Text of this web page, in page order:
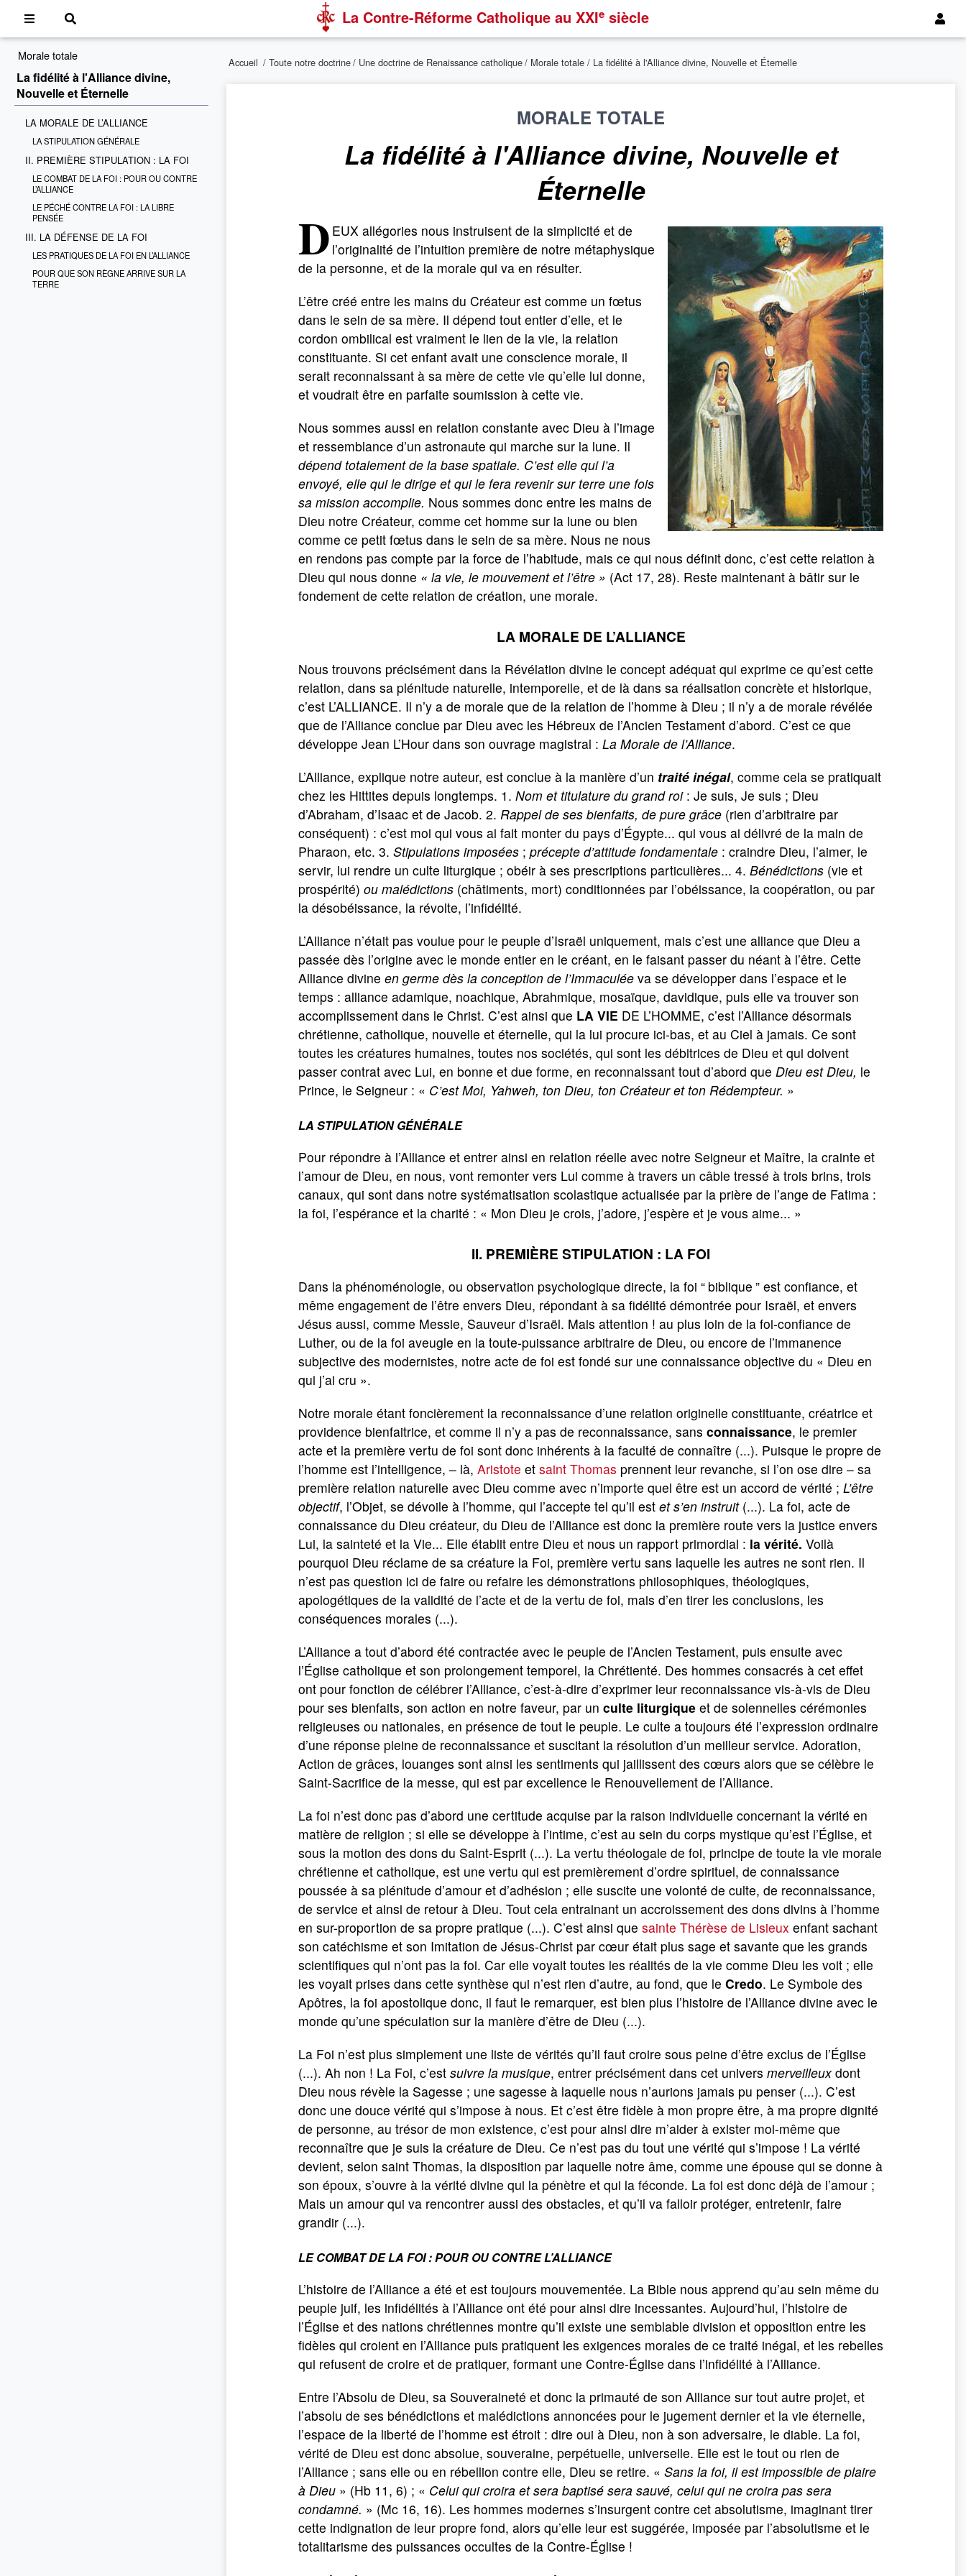
La Contre-Réforme Catholique au XXIe siècle
Morale totale
La fidélité à l'Alliance divine,
Nouvelle et Éternelle
LA MORALE DE L’ALLIANCE
LA STIPULATION GÉNÉRALE
II. PREMIÈRE STIPULATION : LA FOI
LE COMBAT DE LA FOI : POUR OU CONTRE
L’ALLIANCE
LE PÉCHÉ CONTRE LA FOI : LA LIBRE
PENSÉE
III. LA DÉFENSE DE LA FOI
LES PRATIQUES DE LA FOI EN L’ALLIANCE
POUR QUE SON RÈGNE ARRIVE SUR LA
TERRE
Accueil / Toute notre doctrine/ Une doctrine de Renaissance catholique/ Morale totale / La fidélité à l'Alliance divine, Nouvelle et Éternelle
MORALE TOTALE
La fidélité à l'Alliance divine, Nouvelle et
Éternelle
D EUX allégories nous instruisent de la simplicité et de
l’originalité de l’intuition première de notre métaphysique
de la personne, et de la morale qui va en résulter.
L’être créé entre les mains du Créateur est comme un fœtus
dans le sein de sa mère. Il dépend tout entier d’elle, et le
cordon ombilical est vraiment le lien de la vie, la relation
constituante. Si cet enfant avait une conscience morale, il
serait reconnaissant à sa mère de cette vie qu’elle lui donne,
et voudrait être en parfaite soumission à cette vie.
Nous sommes aussi en relation constante avec Dieu à l’image
et ressemblance d’un astronaute qui marche sur la lune. Il
dépend totalement de la base spatiale. C’est elle qui l’a
envoyé, elle qui le dirige et qui le fera revenir sur terre une fois
sa mission accomplie. Nous sommes donc entre les mains de
Dieu notre Créateur, comme cet homme sur la lune ou bien
comme ce petit fœtus dans le sein de sa mère. Nous ne nous
en rendons pas compte par la force de l’habitude, mais ce qui nous définit donc, c’est cette relation à
Dieu qui nous donne « la vie, le mouvement et l’être » (Act 17, 28). Reste maintenant à bâtir sur le
fondement de cette relation de création, une morale.
LA MORALE DE L’ALLIANCE
Nous trouvons précisément dans la Révélation divine le concept adéquat qui exprime ce qu’est cette
relation, dans sa plénitude naturelle, intemporelle, et de là dans sa réalisation concrète et historique,
c’est L’ALLIANCE. Il n’y a de morale que de la relation de l’homme à Dieu ; il n’y a de morale révélée
que de l’Alliance conclue par Dieu avec les Hébreux de l’Ancien Testament d’abord. C’est ce que
développe Jean L’Hour dans son ouvrage magistral : La Morale de l’Alliance.
L’Alliance, explique notre auteur, est conclue à la manière d’un traité inégal, comme cela se pratiquait
chez les Hittites depuis longtemps. 1. Nom et titulature du grand roi: Je suis, Je suis ; Dieu
d’Abraham, d’Isaac et de Jacob. 2. Rappel de ses bienfaits, de pure grâce (rien d’arbitraire par
conséquent) : c’est moi qui vous ai fait monter du pays d’Égypte... qui vous ai délivré de la main de
Pharaon, etc. 3. Stipulations imposées ; précepte d’attitude fondamentale : craindre Dieu, l’aimer, le
servir, lui rendre un culte liturgique ; obéir à ses prescriptions particulières... 4. Bénédictions (vie et
prospérité) ou malédictions (châtiments, mort) conditionnées par l’obéissance, la coopération, ou par
la désobéissance, la révolte, l’infidélité.
L’Alliance n’était pas voulue pour le peuple d’Israël uniquement, mais c’est une alliance que Dieu a
passée dès l’origine avec le monde entier en le créant, en le faisant passer du néant à l’être. Cette
Alliance divine en germe dès la conception de l’Immaculée va se développer dans l’espace et le
temps : alliance adamique, noachique, Abrahmique, mosaïque, davidique, puis elle va trouver son
accomplissement dans le Christ. C’est ainsi que LA VIE DE L’HOMME, c’est l’Alliance désormais
chrétienne, catholique, nouvelle et éternelle, qui la lui procure ici-bas, et au Ciel à jamais. Ce sont
toutes les créatures humaines, toutes nos sociétés, qui sont les débitrices de Dieu et qui doivent
passer contrat avec Lui, en bonne et due forme, en reconnaissant tout d’abord que Dieu est Dieu, le
Prince, le Seigneur : « C’est Moi, Yahweh, ton Dieu, ton Créateur et ton Rédempteur. »
LA STIPULATION GÉNÉRALE
Pour répondre à l’Alliance et entrer ainsi en relation réelle avec notre Seigneur et Maître, la crainte et
l’amour de Dieu, en nous, vont remonter vers Lui comme à travers un câble tressé à trois brins, trois
canaux, qui sont dans notre systématisation scolastique actualisée par la prière de l’ange de Fatima :
la foi, l’espérance et la charité : « Mon Dieu je crois, j’adore, j’espère et je vous aime... »
II. PREMIÈRE STIPULATION : LA FOI
Dans la phénoménologie, ou observation psychologique directe, la foi “ biblique ” est confiance, et
même engagement de l’être envers Dieu, répondant à sa fidélité démontrée pour Israël, et envers
Jésus aussi, comme Messie, Sauveur d’Israël. Mais attention ! au plus loin de la foi-confiance de
Luther, ou de la foi aveugle en la toute-puissance arbitraire de Dieu, ou encore de l’immanence
subjective des modernistes, notre acte de foi est fondé sur une connaissance objective du « Dieu en
qui j’ai cru ».
Notre morale étant foncièrement la reconnaissance d’une relation originelle constituante, créatrice et
providence bienfaitrice, et comme il n’y a pas de reconnaissance, sans connaissance, le premier
acte et la première vertu de foi sont donc inhérents à la faculté de connaître (...). Puisque le propre de
l’homme est l’intelligence, – là, Aristote et saint Thomas prennent leur revanche, si l’on ose dire – sa
première relation naturelle avec Dieu comme avec n’importe quel être est un accord de vérité ; L’être
objectif, l’Objet, se dévoile à l’homme, qui l’accepte tel qu’il est et s’en instruit(...). La foi, acte de
connaissance du Dieu créateur, du Dieu de l’Alliance est donc la première route vers la justice envers
Lui, la sainteté et la Vie... Elle établit entre Dieu et nous un rapport primordial : la vérité. Voilà
pourquoi Dieu réclame de sa créature la Foi, première vertu sans laquelle les autres ne sont rien. Il
n’est pas question ici de faire ou refaire les démonstrations philosophiques, théologiques,
apologétiques de la validité de l’acte et de la vertu de foi, mais d’en tirer les conclusions, les
conséquences morales (...).
L’Alliance a tout d’abord été contractée avec le peuple de l’Ancien Testament, puis ensuite avec
l’Église catholique et son prolongement temporel, la Chrétienté. Des hommes consacrés à cet effet
ont pour fonction de célébrer l’Alliance, c’est-à-dire d’exprimer leur reconnaissance vis-à-vis de Dieu
pour ses bienfaits, son action en notre faveur, par un culte liturgique et de solennelles cérémonies
religieuses ou nationales, en présence de tout le peuple. Le culte a toujours été l’expression ordinaire
d’une réponse pleine de reconnaissance et suscitant la résolution d’un meilleur service. Adoration,
Action de grâces, louanges sont ainsi les sentiments qui jaillissent des cœurs alors que se célèbre le
Saint-Sacrifice de la messe, qui est par excellence le Renouvellement de l’Alliance.
La foi n’est donc pas d’abord une certitude acquise par la raison individuelle concernant la vérité en
matière de religion ; si elle se développe à l’intime, c’est au sein du corps mystique qu’est l’Église, et
sous la motion des dons du Saint-Esprit (...). La vertu théologale de foi, principe de toute la vie morale
chrétienne et catholique, est une vertu qui est premièrement d’ordre spirituel, de connaissance
poussée à sa plénitude d’amour et d’adhésion ; elle suscite une volonté de culte, de reconnaissance,
de service et ainsi de retour à Dieu. Tout cela entrainant un accroissement des dons divins à l’homme
en sur-proportion de sa propre pratique (...). C’est ainsi que sainte Thérèse de Lisieux enfant sachant
son catéchisme et son Imitation de Jésus-Christ par cœur était plus sage et savante que les grands
scientifiques qui n’ont pas la foi. Car elle voyait toutes les réalités de la vie comme Dieu les voit ; elle
les voyait prises dans cette synthèse qui n’est rien d’autre, au fond, que le Credo. Le Symbole des
Apôtres, la foi apostolique donc, il faut le remarquer, est bien plus l’histoire de l’Alliance divine avec le
monde qu’une spéculation sur la manière d’être de Dieu (...).
La Foi n’est plus simplement une liste de vérités qu’il faut croire sous peine d’être exclus de l’Église
(...). Ah non ! La Foi, c’est suivre la musique, entrer précisément dans cet univers merveilleux dont
Dieu nous révèle la Sagesse ; une sagesse à laquelle nous n’aurions jamais pu penser (...). C’est
donc une douce vérité qui s’impose à nous. Et c’est être fidèle à mon propre être, à ma propre dignité
de personne, au trésor de mon existence, c’est pour ainsi dire m’aider à exister moi-même que
reconnaître que je suis la créature de Dieu. Ce n’est pas du tout une vérité qui s’impose ! La vérité
devient, selon saint Thomas, la disposition par laquelle notre âme, comme une épouse qui se donne à
son époux, s’ouvre à la vérité divine qui la pénètre et qui la féconde. La foi est donc déjà de l’amour ;
Mais un amour qui va rencontrer aussi des obstacles, et qu’il va falloir protéger, entretenir, faire
grandir (...).
LE COMBAT DE LA FOI : POUR OU CONTRE L’ALLIANCE
L’histoire de l’Alliance a été et est toujours mouvementée. La Bible nous apprend qu’au sein même du
peuple juif, les infidélités à l’Alliance ont été pour ainsi dire incessantes. Aujourd’hui, l’histoire de
l’Église et des nations chrétiennes montre qu’il existe une semblable division et opposition entre les
fidèles qui croient en l’Alliance puis pratiquent les exigences morales de ce traité inégal, et les rebelles
qui refusent de croire et de pratiquer, formant une Contre-Église dans l’infidélité à l’Alliance.
Entre l’Absolu de Dieu, sa Souveraineté et donc la primauté de son Alliance sur tout autre projet, et
l’absolu de ses bénédictions et malédictions annoncées pour le jugement dernier et la vie éternelle,
l’espace de la liberté de l’homme est étroit : dire oui à Dieu, non à son adversaire, le diable. La foi,
vérité de Dieu est donc absolue, souveraine, perpétuelle, universelle. Elle est le tout ou rien de
l’Alliance ; sans elle ou en rébellion contre elle, Dieu se retire. « Sans la foi, il est impossible de plaire
à Dieu » (Hb 11, 6) ; « Celui qui croira et sera baptisé sera sauvé, celui qui ne croira pas sera
condamné. » (Mc 16, 16). Les hommes modernes s’insurgent contre cet absolutisme, imaginant tirer
cette indignation de leur propre fond, alors qu’elle leur est suggérée, imposée par l’absolutisme et le
totalitarisme des puissances occultes de la Contre-Église !